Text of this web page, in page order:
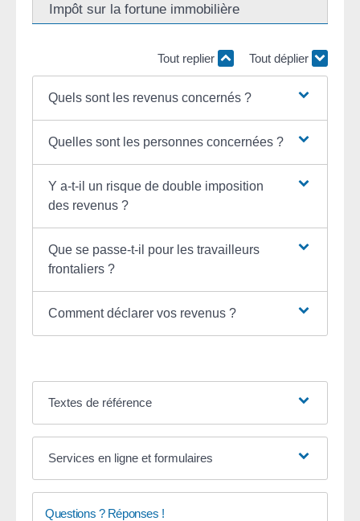
Impôt sur la fortune immobilière
Tout replier Tout déplier
Quels sont les revenus concernés ?
Quelles sont les personnes concernées ?
Y a-t-il un risque de double imposition
des revenus ?
Que se passe-t-il pour les travailleurs
frontaliers ?
Comment déclarer vos revenus ?
Textes de référence
Services en ligne et formulaires
Questions ? Réponses !